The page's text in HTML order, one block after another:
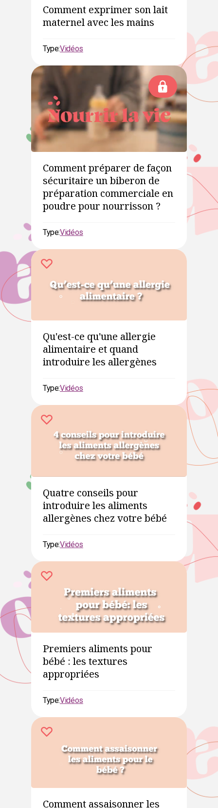
Comment exprimer son lait
maternel avec les mains
Type:Vidéos
Comment préparer de façon
sécuritaire un biberon de
préparation commerciale en
poudre pour nourrisson ?
Type:Vidéos
Qu'est-ce qu'une allergie
alimentaire et quand
introduire les allergènes
Type:Vidéos
Quatre conseils pour
introduire les aliments
allergènes chez votre bébé
Type:Vidéos
Premiers aliments pour
bébé : les textures
appropriées
Type:Vidéos
Comment assaisonner les